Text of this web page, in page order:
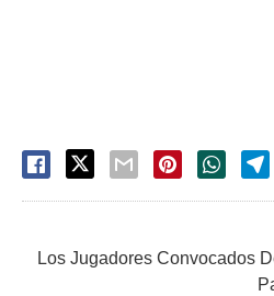
Los Jugadores Convocados